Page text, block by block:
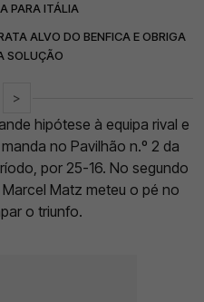
PARA ITÁLIA
ALVO DO BENFICA E OBRIGA
SOLUÇÃO
>
hipótese à equipa rival e
no Pavilhão n.º 2 da
por 25-16. No segundo
Matz meteu o pé no
o triunfo.